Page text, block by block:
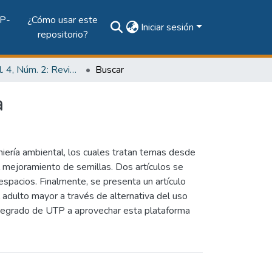
¿Cómo usar este
repositorio?
Iniciar sesión
2018, Vol. 4, Núm. 2: Revista de Iniciación Científica Buscar
ambiental, los cuales tratan temas desde
de semillas. Dos artículos se
Finalmente, se presenta un artículo
mayor a través de alternativa del uso
de UTP a aprovechar esta plataforma